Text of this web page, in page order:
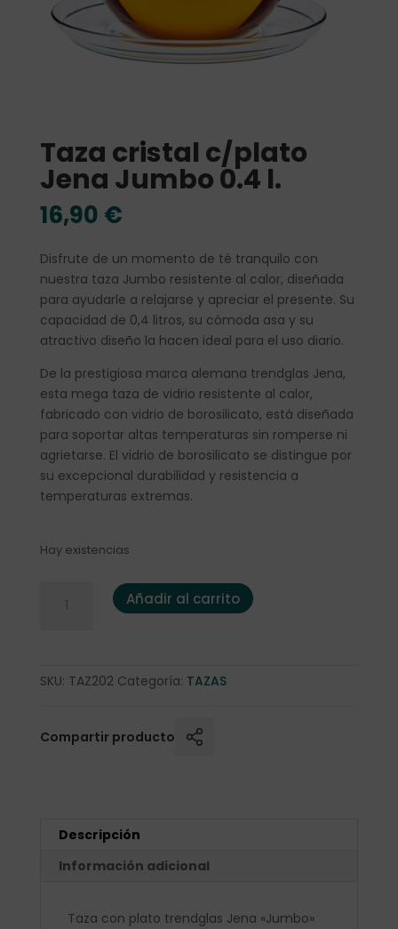
Taza cristal c/plato
Jena Jumbo 0.4 l.
16,90 €
Disfrute de un momento de té tranquilo con
nuestra taza Jumbo resistente al calor, diseñada
para ayudarle a relajarse y apreciar el presente. Su
capacidad de 0,4 litros, su cómoda asa y su
atractivo diseño la hacen ideal para el uso diario.
De la prestigiosa marca alemana trendglas Jena,
esta mega taza de vidrio resistente al calor,
fabricado con vidrio de borosilicato, está diseñada
para soportar altas temperaturas sin romperse ni
agrietarse. El vidrio de borosilicato se distingue por
su excepcional durabilidad y resistencia a
temperaturas extremas.
Hay existencias
Taza cristal c/plato Jena Jumbo 0.4 l. cantidad
Añadir al carrito
SKU: TAZ202 Categoría: TAZAS
Compartir producto
Descripción
Información adicional
Taza con plato trendglas Jena «Jumbo»